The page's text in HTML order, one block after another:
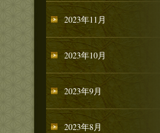
2023年11月
2023年10月
2023年9月
2023年8月